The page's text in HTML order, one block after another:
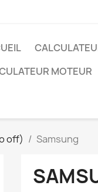
MOTEUR
off) Samsung